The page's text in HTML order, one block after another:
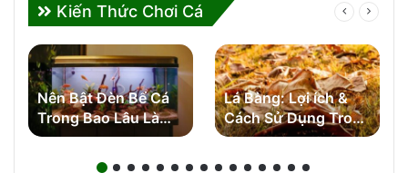
Kiến Thức Chơi Cá
Nên Bật Đèn Bể Cá
Trong Bao Lâu Là
Đủ? Bí Quyết Tối Ưu
Lá Bàng: Lợi ích &
Cách Sử Dụng Trong
Bể Cá